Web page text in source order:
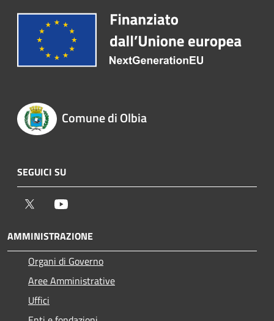
Comune di Olbia
SEGUICI SU
Twitter
AMMINISTRAZIONE
Organi di Governo
Aree Amministrative
Uffici